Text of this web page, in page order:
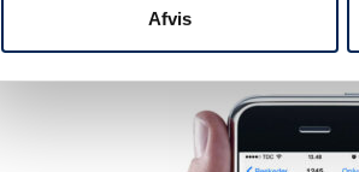
Afvis